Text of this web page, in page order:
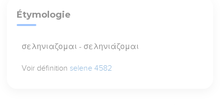
Étymologie
σεληνιαζομαι - σεληνιάζομαι
Voir définition selene 4582